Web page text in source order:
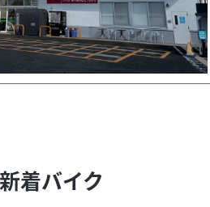
着バイク